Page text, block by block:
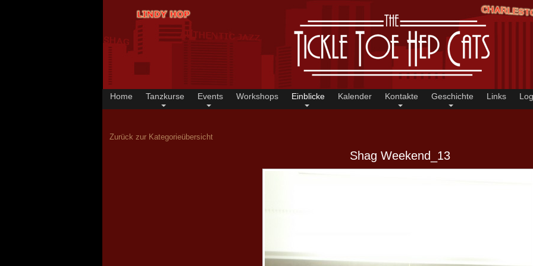
Home Tanzkurse Events Workshops Einblicke Kalender Kontakte Geschichte Links
Zurück zur Kategorieübersicht
Shag Weekend_13